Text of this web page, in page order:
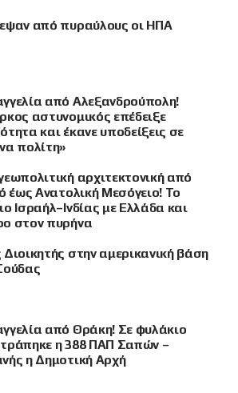
από πυραύλους οι ΗΠΑ
από Αλεξανδρούπολη!
αστυνομικός επέδειξε
και έκανε υποδείξεις σε
πολίτη»
αρχιτεκτονική από
έως Ανατολική Μεσόγειο! Το
Ισραήλ–Ινδίας με Ελλάδα και
στον πυρήνα
Διοικητής στην αμερικανική βάση
από Θράκη! Σε φυλάκιο
η 388 ΠΑΠ Σαπών –
η Δημοτική Αρχή